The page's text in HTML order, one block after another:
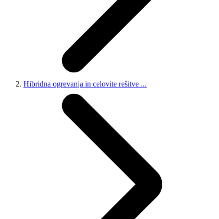
Hibridna ogrevanja in celovite rešitve ...